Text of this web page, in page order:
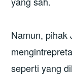
Namun, pihak
seperti yang